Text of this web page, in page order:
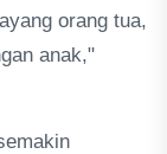
orang tua,
anak,"